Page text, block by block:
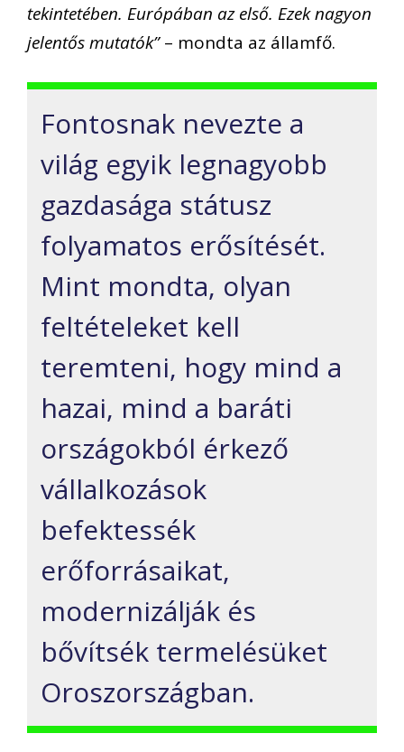
tekintetében. Európában az első. Ezek nagyon
jelentős mutatók”– mondta az államfő.
Fontosnak nevezte a
világ egyik legnagyobb
gazdasága státusz
folyamatos erősítését.
Mint mondta, olyan
feltételeket kell
teremteni, hogy mind a
hazai, mind a baráti
országokból érkező
vállalkozások
befektessék
erőforrásaikat,
modernizálják és
bővítsék termelésüket
Oroszországban.